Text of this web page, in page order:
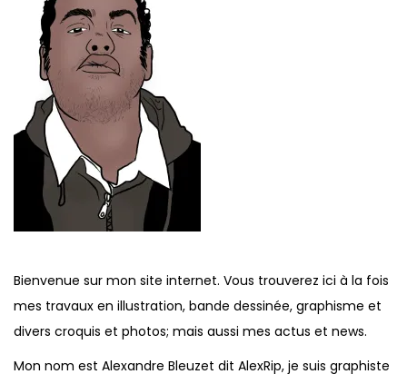
Bienvenue sur mon site internet. Vous trouverez ici à la fois
mes travaux en illustration, bande dessinée, graphisme et
divers croquis et photos; mais aussi mes actus et news.
Mon nom est Alexandre Bleuzet dit AlexRip, je suis graphiste